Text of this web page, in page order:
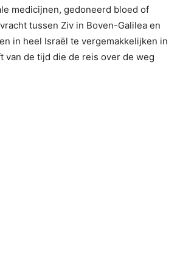
medicijnen, gedoneerd bloed of
tussen Ziv in Boven-Galilea en
in heel Israël te vergemakkelijken in
van de tijd die de reis over de weg